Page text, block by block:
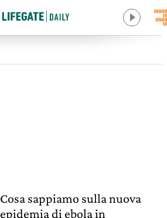
Cosa sappiamo sulla nuova
epidemia di ebola in